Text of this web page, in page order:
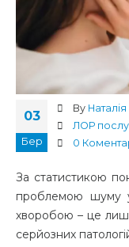
03
Бер
By
ЛОР
0
За статистикою
проблемою шуму
хворобою – це
серйозних